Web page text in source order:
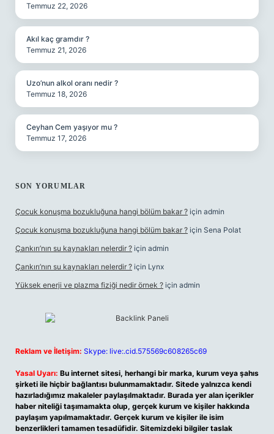
Temmuz 22, 2026
Akıl kaç gramdır ?
Temmuz 21, 2026
Uzo’nun alkol oranı nedir ?
Temmuz 18, 2026
Ceyhan Cem yaşıyor mu ?
Temmuz 17, 2026
SON YORUMLAR
Çocuk konuşma bozukluğuna hangi bölüm bakar ? için admin
Çocuk konuşma bozukluğuna hangi bölüm bakar ? için Sena Polat
Çankırı’nın su kaynakları nelerdir ? için admin
Çankırı’nın su kaynakları nelerdir ? için Lynx
Yüksek enerji ve plazma fiziği nedir örnek ? için admin
Reklam ve İletişim: Skype: live:.cid.575569c608265c69
Yasal Uyarı: Bu internet sitesi, herhangi bir marka, kurum veya şahıs
şirketi ile hiçbir bağlantısı bulunmamaktadır. Sitede yalnızca kendi
hazırladığımız makaleler paylaşılmaktadır. Burada yer alan içerikler
haber niteliği taşımamakta olup, gerçek kurum ve kişiler hakkında
paylaşım yapılmamaktadır. Gerçek kurum ve kişiler ile isim
benzerlikleri tamamen tesadüfidir. Sitemizdeki bilgiler taslak